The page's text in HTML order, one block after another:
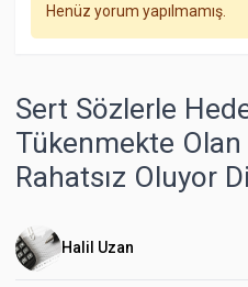
Henüz yorum yapılmamış.
Sert Sözlerle
Tükenmekte
Rahatsız Oluyor
Halil Uzan